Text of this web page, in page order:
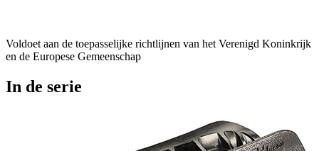
Voldoet aan de toepasselijke richtlijnen van het Verenigd Koninkrijk
en de Europese Gemeenschap
In de serie